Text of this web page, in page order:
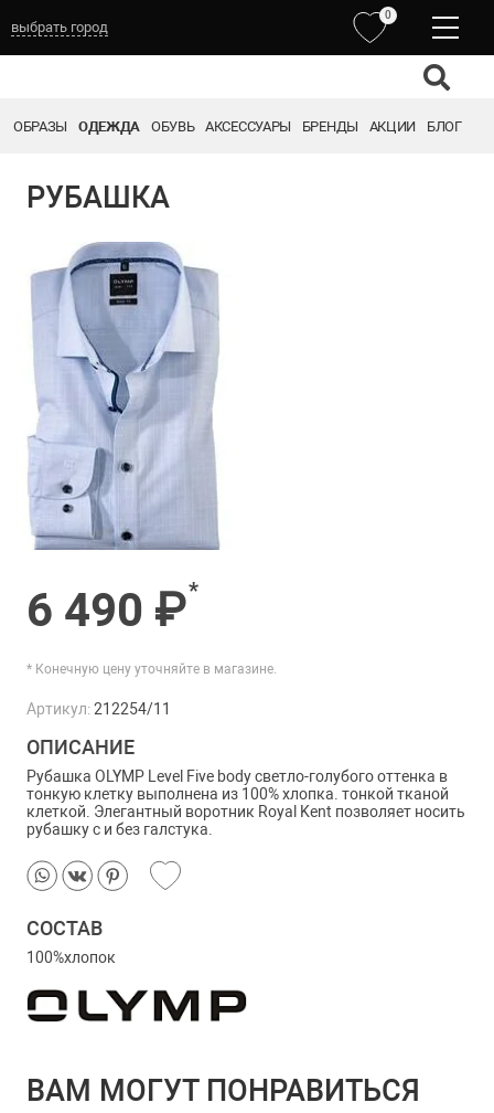
выбрать город
0
ОБРАЗЫ ОДЕЖДА ОБУВЬ АКСЕССУАРЫ БРЕНДЫ АКЦИИ БЛОГ
РУБАШКА
6 490 ₽*
* Конечную цену уточняйте в магазине.
Артикул:212254/11
ОПИСАНИЕ
Рубашка OLYMP Level Five body светло-голубого оттенка в
тонкую клетку выполнена из 100% хлопка. тонкой тканой
клеткой. Элегантный воротник Royal Kent позволяет носить
рубашку с и без галстука.
СОСТАВ
100%хлопок
ВАМ МОГУТ ПОНРАВИТЬСЯ